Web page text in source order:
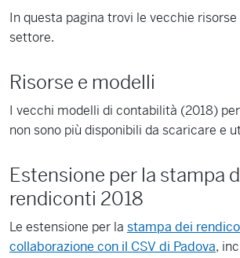
In questa pagina trovi le vecchie
settore.
Risorse e modelli
I vecchi modelli di contabilità (2018)
non sono più disponibili da scaricare e
Estensione per la stampa
rendiconti 2018
Le estensione per la stampa dei
collaborazione con il CSV di Padova,